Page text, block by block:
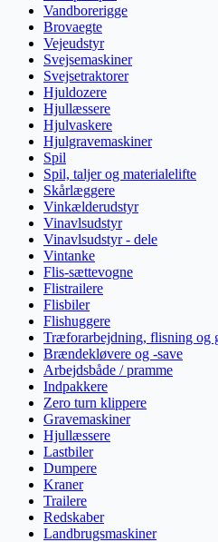
Vandborerigge
Brovaegte
Vejeudstyr
Svejsemaskiner
Svejsetraktorer
Hjuldozere
Hjullæssere
Hjulvaskere
Hjulgravemaskiner
Spil
Spil, taljer og materialelifte
Skårlæggere
Vinkælderudstyr
Vinavlsudstyr
Vinavlsudstyr - dele
Vintanke
Flis-sættevogne
Flistrailere
Flisbiler
Flishuggere
Træforarbejdning, flisning og
Brændekløvere og -save
Arbejdsbåde / pramme
Indpakkere
Zero turn klippere
Gravemaskiner
Hjullæssere
Lastbiler
Dumpere
Kraner
Trailere
Redskaber
Landbrugsmaskiner